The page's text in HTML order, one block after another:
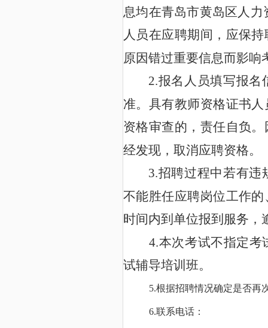
息均在青岛市黄岛区人力
人员在应聘期间，应保
原因错过重要信息而影响
2.报名人员填写报名
准。具有教师资格证书
资格审查的，责任自负
经发现，取消应聘资格。
3.招聘过程中若有违
不能胜任应聘岗位工作
时间内到单位报到服务，
4.本次考试不指定考
试辅导培训班。
5.根据招聘情况确定是否再
6.联系电话：